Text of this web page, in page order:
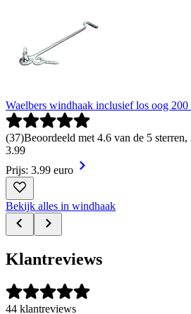
Waelbers windhaak inclusief los oog
(37)Beoordeeld met 4.6 van de 5
3.99
Prijs: 3.99 euro
Bekijk alles in windhaak
Klantreviews
44 klantreviews